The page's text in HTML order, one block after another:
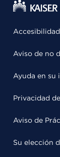
Accesibilidad
Aviso de no
Ayuda en su
Privacidad
Aviso de
Su elección